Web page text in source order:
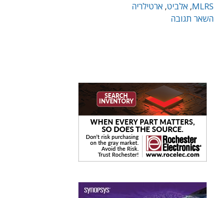
MLRS
, אלביט, ארטילריה
השאר תגובה